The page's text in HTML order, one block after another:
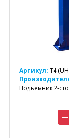
Артикул: T4
Подъемник 2-